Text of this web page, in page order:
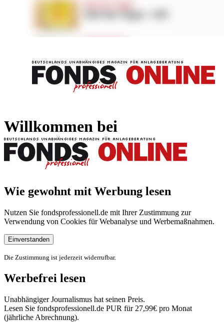
Willkommen bei
Wie gewohnt mit Werbung lesen
Nutzen Sie fondsprofessionell.de mit Ihrer Zustimmung zur
Verwendung von Cookies für Webanalyse und Werbemaßnahmen.
Einverstanden
Die Zustimmung ist jederzeit widerrufbar.
Werbefrei lesen
Unabhängiger Journalismus hat seinen Preis.
Lesen Sie fondsprofessionell.de PUR für 27,99€ pro Monat
(jährliche Abrechnung).